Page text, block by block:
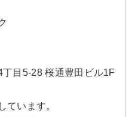
目5-28 桜通豊田ビル1F
ています。